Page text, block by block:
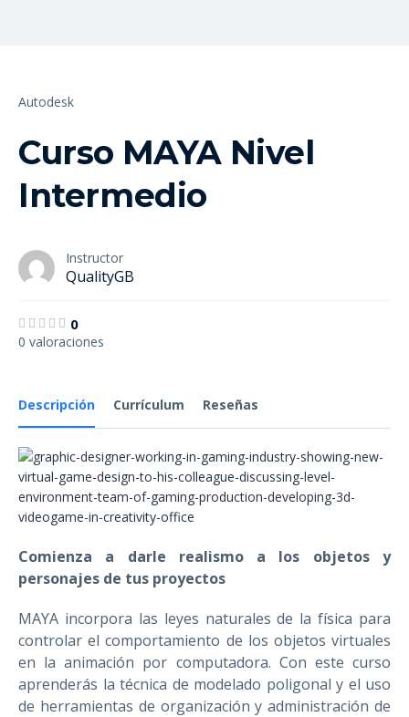
Autodesk
Curso MAYA Nivel
Intermedio
Instructor
QualityGB
0
0 valoraciones
Descripción Currículum Reseñas
Comienza a darle realismo a los objetos y
personajes de tus proyectos
MAYA incorpora las leyes naturales de la física para
controlar el comportamiento de los objetos virtuales
en la animación por computadora. Con este curso
aprenderás la técnica de modelado poligonal y el uso
de herramientas de organización y administración de